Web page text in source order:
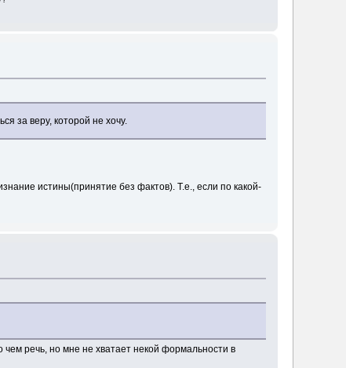
за веру, которой не хочу.
истины(принятие без фактов). Т.е., если по какой-
речь, но мне не хватает некой формальности в